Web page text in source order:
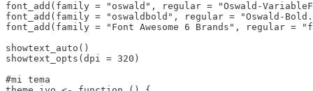
font_add(family = "oswald", regular = "Oswald-
font_add(family = "oswaldbold", regular = "Oswald-
font_add(family = "Font Awesome 6 Brands", regular =
showtext_auto()
showtext_opts(dpi = 320)
#mi tema